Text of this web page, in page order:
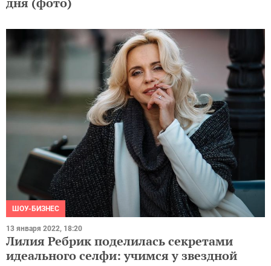
ШОУ-БИЗНЕС
13 января 2022, 18:20
Лилия Ребрик поделилась секретами
идеального селфи: учимся у звездной